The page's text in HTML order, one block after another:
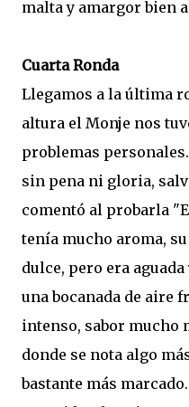
malta y amargor bien
Cuarta Ronda
Llegamos a la última
altura el Monje nos
problemas
sin pena ni gloria,
comentó al probarla
tenía mucho aroma,
dulce, pero era
una bocanada de aire
intenso, sabor mucho
donde se nota algo
bastante más